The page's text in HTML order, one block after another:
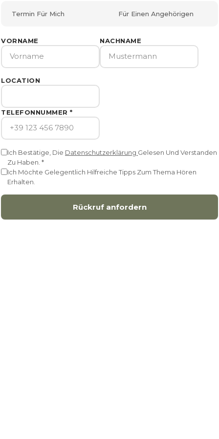
Termin Für Mich Für Einen Angehörigen
VORNAME NACHNAME
LOCATION
TELEFONNUMMER *
Ich Bestätige, Die Datenschutzerklärung Gelesen Und Verstanden
Zu Haben. *
Ich Möchte Gelegentlich Hilfreiche Tipps Zum Thema Hören
Erhalten.
Rückruf anfordern